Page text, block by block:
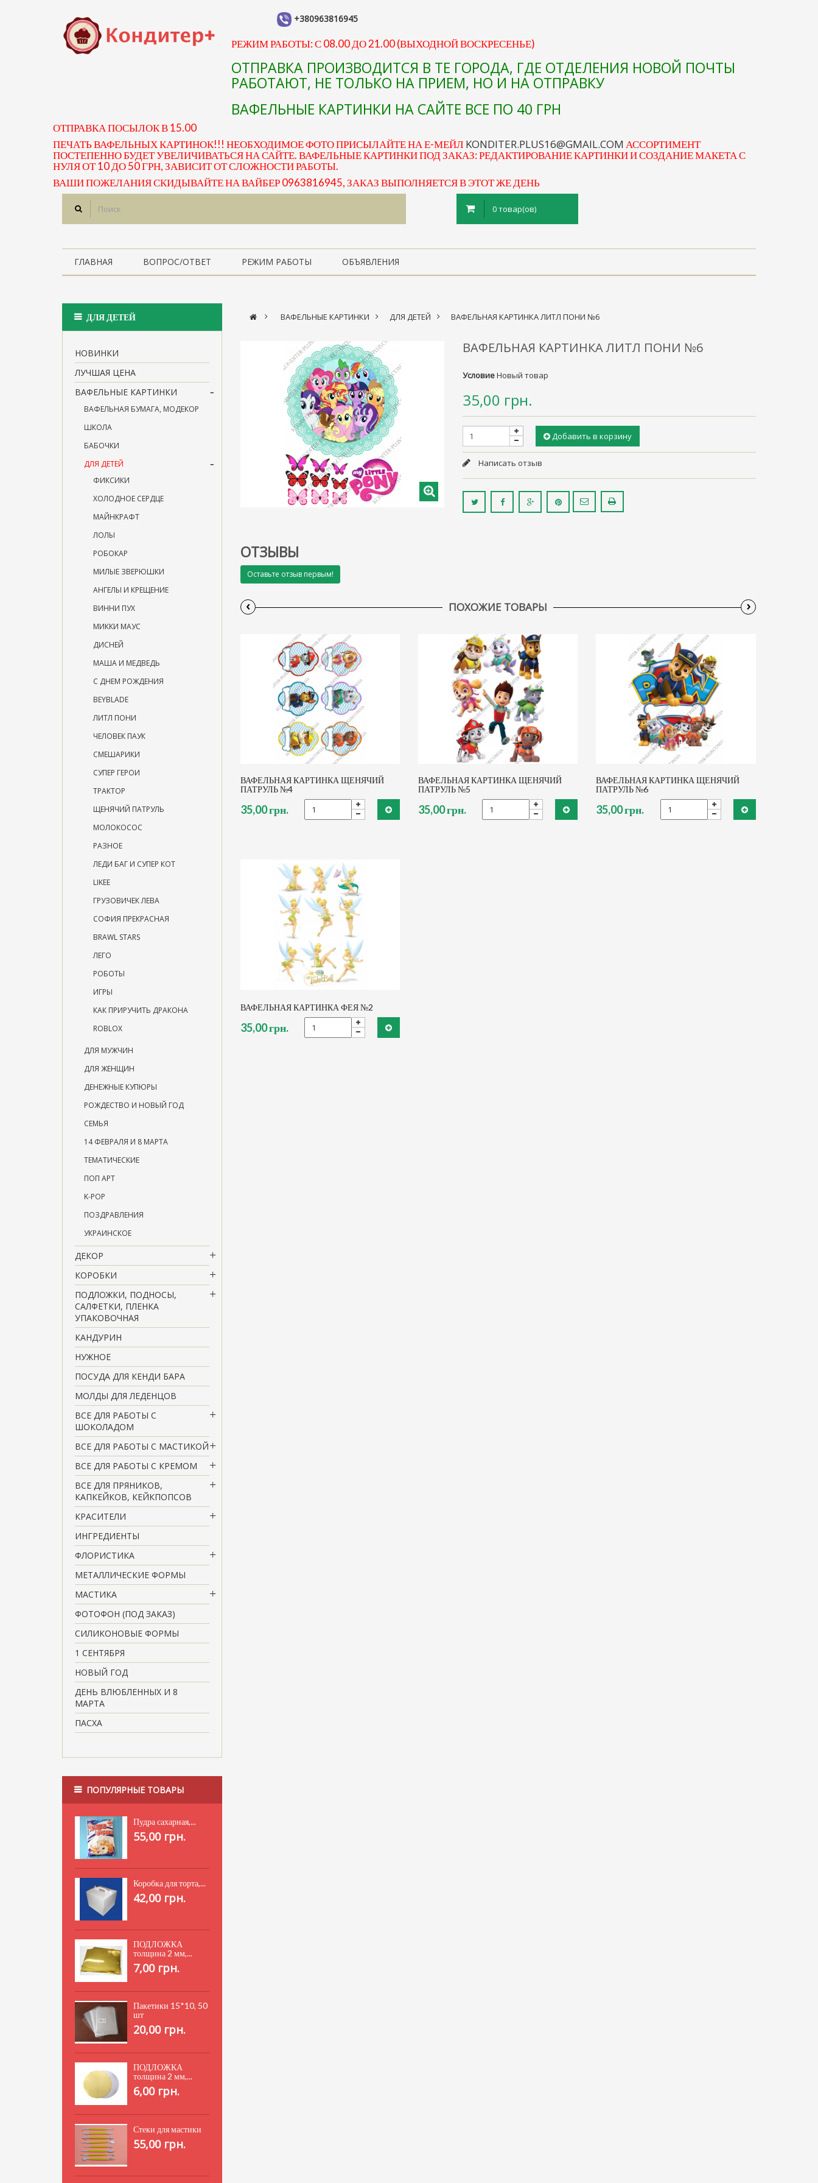
+380963816945
РЕЖИМ РАБОТЫ: С 08.00 ДО 21.00 (ВЫХОДНОЙ ВОСКРЕСЕНЬЕ)
ОТПРАВКА ПРОИЗВОДИТСЯ В ТЕ ГОРОДА, ГДЕ ОТДЕЛЕНИЯ НОВОЙ ПОЧТЫ
РАБОТАЮТ, НЕ ТОЛЬКО НА ПРИЕМ, НО И НА ОТПРАВКУ
ВАФЕЛЬНЫЕ КАРТИНКИ НА САЙТЕ ВСЕ ПО 40 ГРН
ОТПРАВКА ПОСЫЛОК В 15.00
ПЕЧАТЬ ВАФЕЛЬНЫХ КАРТИНОК!!! НЕОБХОДИМОЕ ФОТО ПРИСЫЛАЙТЕ НА Е-МЕЙЛ KONDITER.PLUS16@GMAIL.COM АССОРТИМЕНТ
ПОСТЕПЕННО БУДЕТ УВЕЛИЧИВАТЬСЯ НА САЙТЕ. ВАФЕЛЬНЫЕ КАРТИНКИ ПОД ЗАКАЗ: РЕДАКТИРОВАНИЕ КАРТИНКИ И СОЗДАНИЕ МАКЕТА С
НУЛЯ ОТ 10 ДО 50 ГРН, ЗАВИСИТ ОТ СЛОЖНОСТИ РАБОТЫ.
ВАШИ ПОЖЕЛАНИЯ СКИДЫВАЙТЕ НА ВАЙБЕР 0963816945, ЗАКАЗ ВЫПОЛНЯЕТСЯ В ЭТОТ ЖЕ ДЕНЬ
0 товар(ов)
ГЛАВНАЯ ВОПРОС/ОТВЕТ РЕЖИМ РАБОТЫ ОБЪЯВЛЕНИЯ
ДЛЯ ДЕТЕЙ
НОВИНКИ
ЛУЧШАЯ ЦЕНА
ВАФЕЛЬНЫЕ КАРТИНКИ
ВАФЕЛЬНАЯ БУМАГА, МОДЕКОР
ШКОЛА
БАБОЧКИ
ДЛЯ ДЕТЕЙ
ФИКСИКИ
ХОЛОДНОЕ СЕРДЦЕ
МАЙНКРАФТ
ЛОЛЫ
РОБОКАР
МИЛЫЕ ЗВЕРЮШКИ
АНГЕЛЫ И КРЕЩЕНИЕ
ВИННИ ПУХ
МИККИ МАУС
ДИСНЕЙ
МАША И МЕДВЕДЬ
С ДНЕМ РОЖДЕНИЯ
BEYBLADE
ЛИТЛ ПОНИ
ЧЕЛОВЕК ПАУК
СМЕШАРИКИ
СУПЕР ГЕРОИ
ТРАКТОР
ЩЕНЯЧИЙ ПАТРУЛЬ
МОЛОКОСОС
РАЗНОЕ
ЛЕДИ БАГ И СУПЕР КОТ
LIKEE
ГРУЗОВИЧЕК ЛЕВА
СОФИЯ ПРЕКРАСНАЯ
BRAWL STARS
ЛЕГО
РОБОТЫ
ИГРЫ
КАК ПРИРУЧИТЬ ДРАКОНА
ROBLOX
ДЛЯ МУЖЧИН
ДЛЯ ЖЕНЩИН
ДЕНЕЖНЫЕ КУПЮРЫ
РОЖДЕСТВО И НОВЫЙ ГОД
СЕМЬЯ
14 ФЕВРАЛЯ И 8 МАРТА
ТЕМАТИЧЕСКИЕ
ПОП АРТ
K-POP
ПОЗДРАВЛЕНИЯ
УКРАИНСКОЕ
ДЕКОР
КОРОБКИ
ПОДЛОЖКИ, ПОДНОСЫ,
САЛФЕТКИ, ПЛЕНКА
УПАКОВОЧНАЯ
КАНДУРИН
НУЖНОЕ
ПОСУДА ДЛЯ КЕНДИ БАРА
МОЛДЫ ДЛЯ ЛЕДЕНЦОВ
ВСЕ ДЛЯ РАБОТЫ С
ШОКОЛАДОМ
ВСЕ ДЛЯ РАБОТЫ С МАСТИКОЙ
ВСЕ ДЛЯ РАБОТЫ С КРЕМОМ
ВСЕ ДЛЯ ПРЯНИКОВ,
КАПКЕЙКОВ, КЕЙКПОПСОВ
КРАСИТЕЛИ
ИНГРЕДИЕНТЫ
ФЛОРИСТИКА
МЕТАЛЛИЧЕСКИЕ ФОРМЫ
МАСТИКА
ФОТОФОН (ПОД ЗАКАЗ)
СИЛИКОНОВЫЕ ФОРМЫ
1 СЕНТЯБРЯ
НОВЫЙ ГОД
ДЕНЬ ВЛЮБЛЕННЫХ И 8
МАРТА
ПАСХА
ПОПУЛЯРНЫЕ ТОВАРЫ
Пудра сахарная,...
55,00 грн.
Коробка для торта,...
42,00 грн.
ПОДЛОЖКА
толщина 2 мм,...
7,00 грн.
Пакетики 15*10, 50
шт
20,00 грн.
ПОДЛОЖКА
толщина 2 мм,...
6,00 грн.
Стеки для мастики
55,00 грн.
> ВАФЕЛЬНЫЕ КАРТИНКИ > ДЛЯ ДЕТЕЙ > ВАФЕЛЬНАЯ КАРТИНКА ЛИТЛ ПОНИ №6
ВАФЕЛЬНАЯ КАРТИНКА ЛИТЛ ПОНИ №6
УсловиеНовый товар
35,00 грн.
Добавить в корзину
Написать отзыв
ОТЗЫВЫ
Оставьте отзыв первым!
ПОХОЖИЕ ТОВАРЫ
‹ ›
ВАФЕЛЬНАЯ КАРТИНКА ЩЕНЯЧИЙ
ПАТРУЛЬ №4
35,00 грн.
ВАФЕЛЬНАЯ КАРТИНКА ЩЕНЯЧИЙ
ПАТРУЛЬ №5
35,00 грн.
ВАФЕЛЬНАЯ КАРТИНКА ЩЕНЯЧИЙ
ПАТРУЛЬ №6
35,00 грн.
ВАФЕЛЬНАЯ КАРТИНКА ФЕЯ №2
35,00 грн.